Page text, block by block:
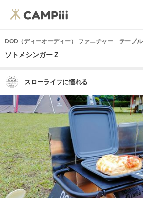
DOD（ディーオーディー） ファニチャー テーブル
ソトメシンガーＺ
スローライフに憧れる